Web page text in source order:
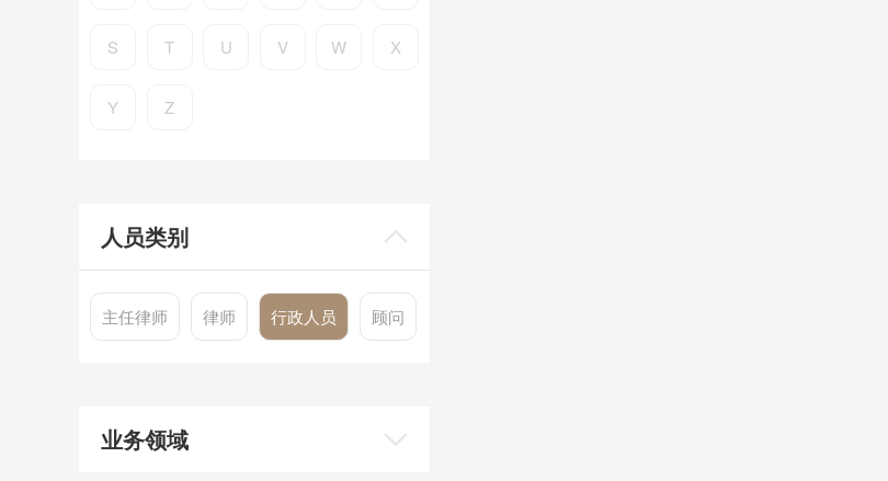
S T U V W X
Y Z
人员类别
主任律师 律师 行政人员 顾问
业务领域